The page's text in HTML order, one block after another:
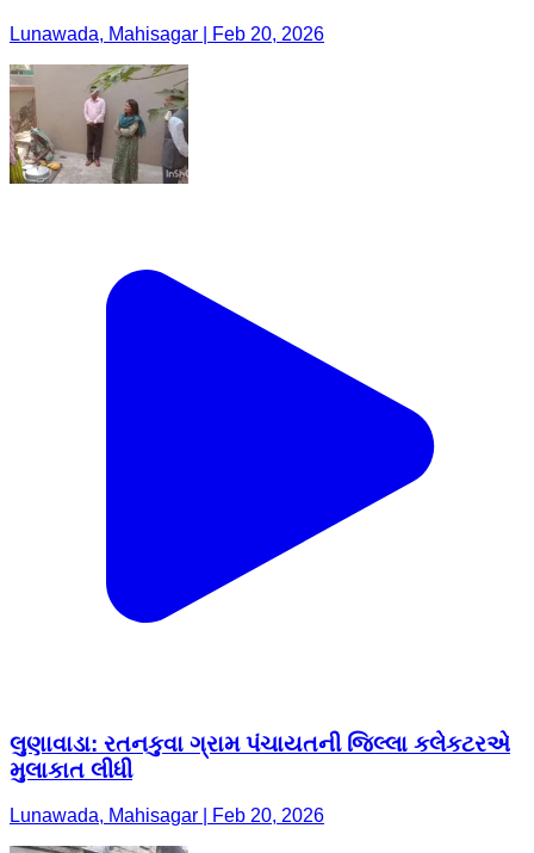
Lunawada, Mahisagar | Feb 20, 2026
લુણાવાડા: રતનકુવા ગ્રામ પંચાયતની જિલ્લા કલેકટરએ
મુલાકાત લીધી
Lunawada, Mahisagar | Feb 20, 2026